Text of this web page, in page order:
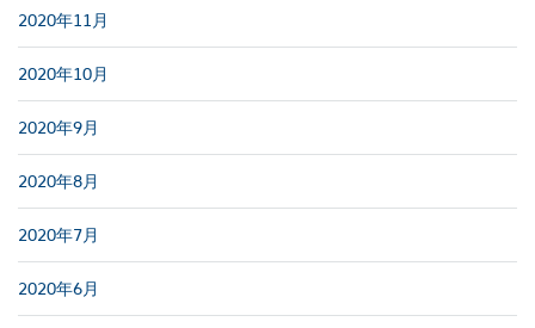
2020年11月
2020年10月
2020年9月
2020年8月
2020年7月
2020年6月